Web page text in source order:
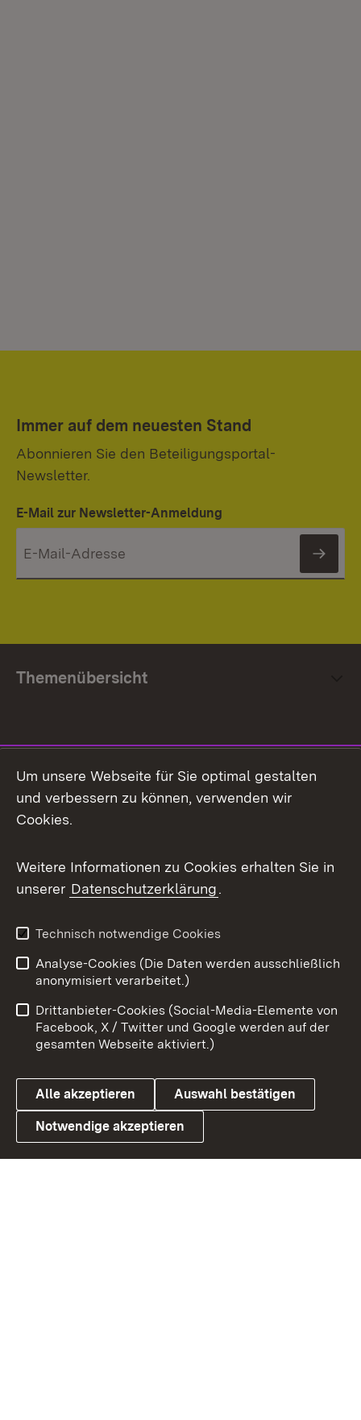
Immer auf dem neuesten Stand
Abonnieren Sie den Beteiligungsportal-
Newsletter.
E-Mail zur Newsletter-Anmeldung
Themenübersicht
Facebook
X / Twitter
Youtube
Link zum Landesportal
Impressum
Kontakt
Barrierefreiheit
Datenschutz
Cookies
Um unsere Webseite für Sie optimal gestalten
und verbessern zu können, verwenden wir
Cookies.
Weitere Informationen zu Cookies erhalten Sie in
unserer Datenschutzerklärung.
Technisch notwendige Cookies
Analyse-Cookies (Die Daten werden ausschließlich
anonymisiert verarbeitet.)
Drittanbieter-Cookies (Social-Media-Elemente von
Facebook, X / Twitter und Google werden auf der
gesamten Webseite aktiviert.)
Alle akzeptieren Auswahl bestätigen
Notwendige akzeptieren